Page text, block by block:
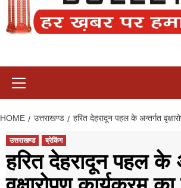
HOME उत्तराखण्ड हरित देहरादून पहल के अन्तर्गत
उत्तराखण्ड ब्रेकिंग
हरित देहरादून पहल के